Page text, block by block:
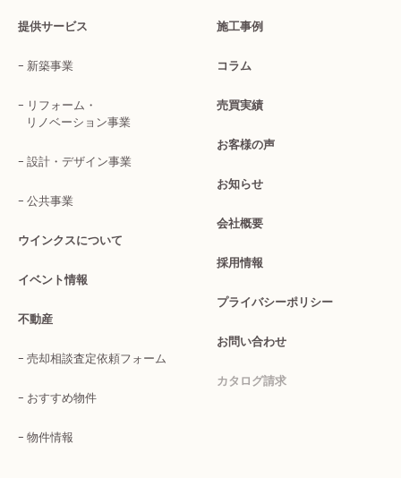
提供サービス
新築事業
リフォーム・
リノベーション事業
設計・デザイン事業
公共事業
ウインクスについて
イベント情報
不動産
売却相談査定依頼フォーム
おすすめ物件
物件情報
施工事例
コラム
売買実績
お客様の声
お知らせ
会社概要
採用情報
プライバシーポリシー
お問い合わせ
カタログ請求